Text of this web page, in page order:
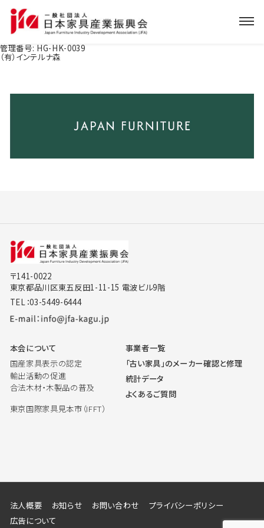
管理番号: HG-HK-0039
（有）インテルナ森
〒141-0022
東京都品川区東五反田1-11-15 電波ビル9階
TEL：03-5449-6444
本会について
国産家具表示の認定
輸出活動の促進
合法木材・木製品の普及
東京国際家具見本市（IFFT）
事業者一覧
「古い家具」のメーカー確認と修理
統計データ
よくあるご質問
法人概要 お知らせ お問い合わせ
プライバシーポリシー
広告について